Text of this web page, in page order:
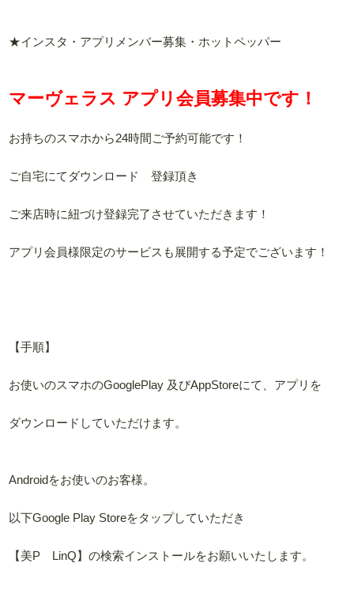
★インスタ・アプリメンバー募集・ホットペッパー
マーヴェラス アプリ会員募集中です！
お持ちのスマホから24時間ご予約可能です！
ご自宅にてダウンロード 登録頂き
ご来店時に紐づけ登録完了させていただきます！
アプリ会員様限定のサービスも展開する予定でございます！
【手順】
お使いのスマホのGooglePlay 及びAppStoreにて、アプリを
ダウンロードしていただけます。
Androidをお使いのお客様。
以下Google Play Storeをタップしていただき
【美P LinQ】の検索インストールをお願いいたします。